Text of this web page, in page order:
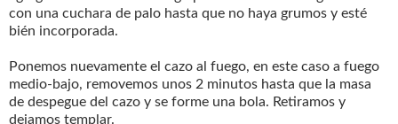
con una cuchara de palo hasta que no haya grumos y esté
bién incorporada.
Ponemos nuevamente el cazo al fuego, en este caso a fuego
medio-bajo, removemos unos 2 minutos hasta que la masa
de despegue del cazo y se forme una bola. Retiramos y
dejamos templar.